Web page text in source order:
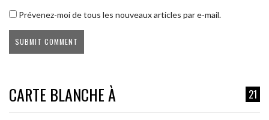
Prévenez-moi de tous les nouveaux articles par e-mail.
CARTE BLANCHE À 21